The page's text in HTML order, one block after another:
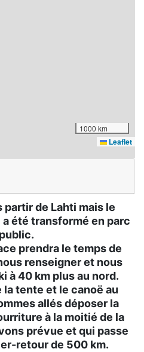
1000 km
Leaflet
partir de Lahti mais le
été transformé en parc
public.
prendra le temps de
renseigner et nous
à 40 km plus au nord.
la tente et le canoë au
allés déposer la
à la moitié de la
prévue et qui passe
retour de 500 km.